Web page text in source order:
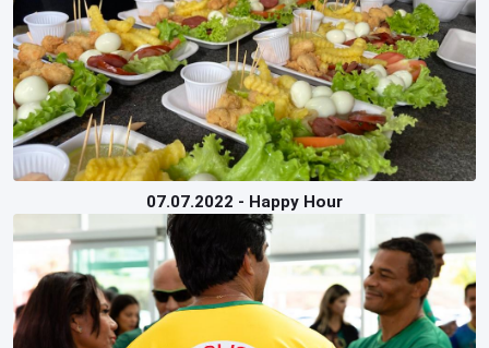
07.07.2022 - Happy Hour